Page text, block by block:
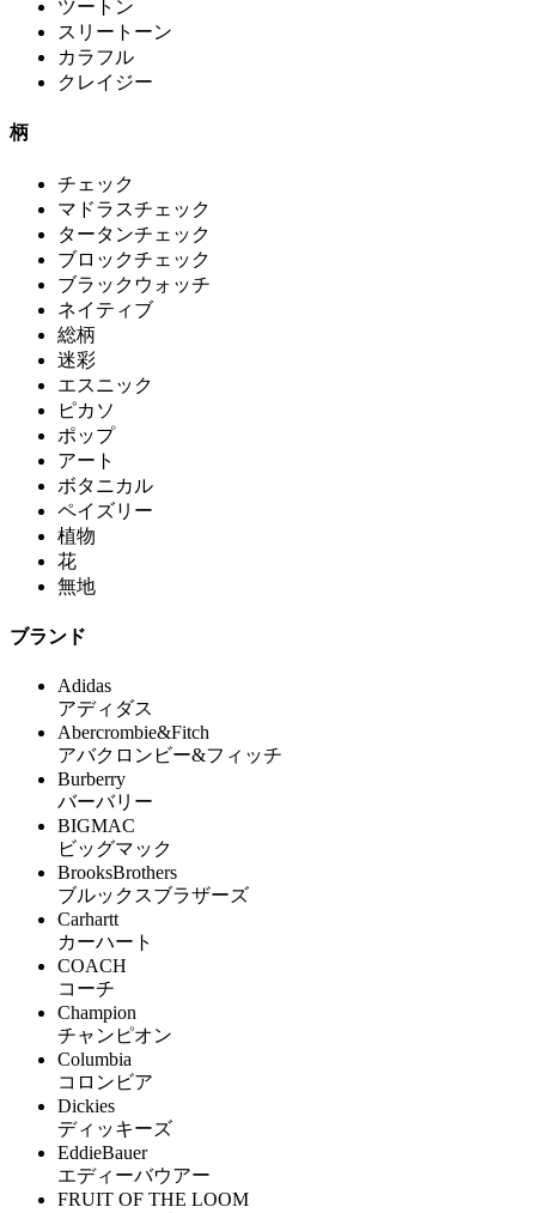
ツートン
スリートーン
カラフル
クレイジー
柄
チェック
マドラスチェック
タータンチェック
ブロックチェック
ブラックウォッチ
ネイティブ
総柄
迷彩
エスニック
ピカソ
ポップ
アート
ボタニカル
ペイズリー
植物
花
無地
ブランド
Adidas
アディダス
Abercrombie&Fitch
アバクロンビー&フィッチ
Burberry
バーバリー
BIGMAC
ビッグマック
BrooksBrothers
ブルックスブラザーズ
Carhartt
カーハート
COACH
コーチ
Champion
チャンピオン
Columbia
コロンビア
Dickies
ディッキーズ
EddieBauer
エディーバウアー
FRUIT OF THE LOOM